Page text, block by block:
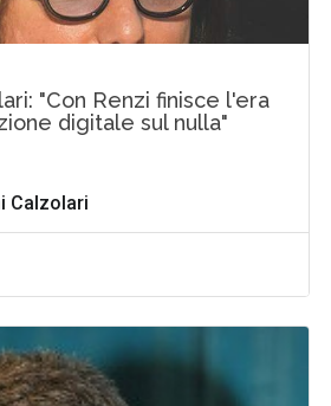
"Con Renzi finisce l'era
digitale sul nulla"
Calzolari